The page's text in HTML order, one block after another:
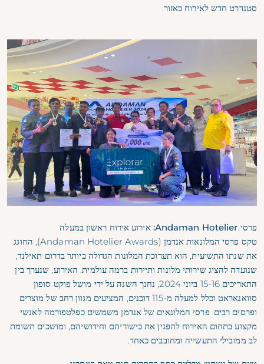
סטנדרט חדש לאירוח באזור.
פרסי Andaman Hotelier: אירוע אירוח ראשון במעלה
טקס פרסי המלונאות אנדמן (Andaman Hotelier Awards), החוגג
את שנתו התשיעית, הוא תערוכת המלונות הגדולה ביותר בדרום תאילנד,
שנועדה להציג שירותי מלונות ותיירות ברמה עולמית. האירוע, שנערך בין
התאריכים 15-16 ביוני 2024, נחנך השנה על ידי מושל פוקט סופון
סוואנאראט וכלל למעלה מ-115 דוכנים, המציעים מגוון רחב של מוצרים
ופרסים רבים. פרסי המלונאים של אנדמן משמשים כפלטפורמה לאנשי
מקצוע בתחום האירוח להפגין את כישוריהם וחידושיהם, ומושכים תשומת
לב ממובילי התעשייה ומחובבים כאחד.